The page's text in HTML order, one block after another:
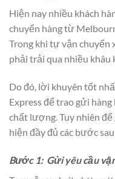
Hiện nay nhiều khách
chuyển hàng từ
Trong khi tự vận chuyển
phải trải qua nhiều khâu
Do đó, lời khuyên tốt
Express để trao gửi
chất lượng. Tuy nhiên
hiện đầy đủ các bước
Bước 1: Gửi yêu cầu